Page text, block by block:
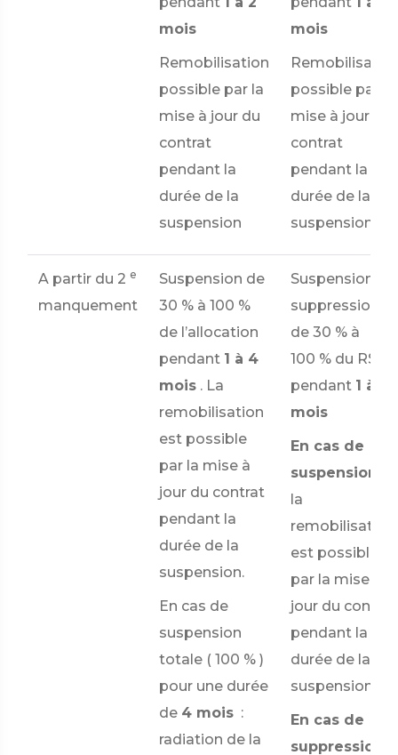
mois
Remobilisation
possible par la
mise à jour du
contrat
pendant la
durée de la
suspension
mois
possible par la
mise à jour du
contrat
pendant la
durée de la
suspension
A partir du 2 e
manquement
Suspension de
30 % à 100 %
de l’allocation
pendant 1 à 4
mois . La
remobilisation
est possible
par la mise à
jour du contrat
pendant la
durée de la
suspension.
En cas de
suspension
totale ( 100 % )
pour une durée
de 4 mois :
radiation de la
Suspension ou
suppression
de 30 % à
100 % du RSA
pendant 1 à 4
mois
En cas de
suspension :
la
remobilisation
est possible
par la mise à
jour du contrat
pendant la
durée de la
suspension
En cas de
suppression